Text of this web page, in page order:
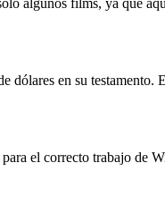
dólares en su testamento.
el correcto trabajo de